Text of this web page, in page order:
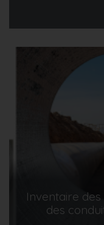
Inventaire
des